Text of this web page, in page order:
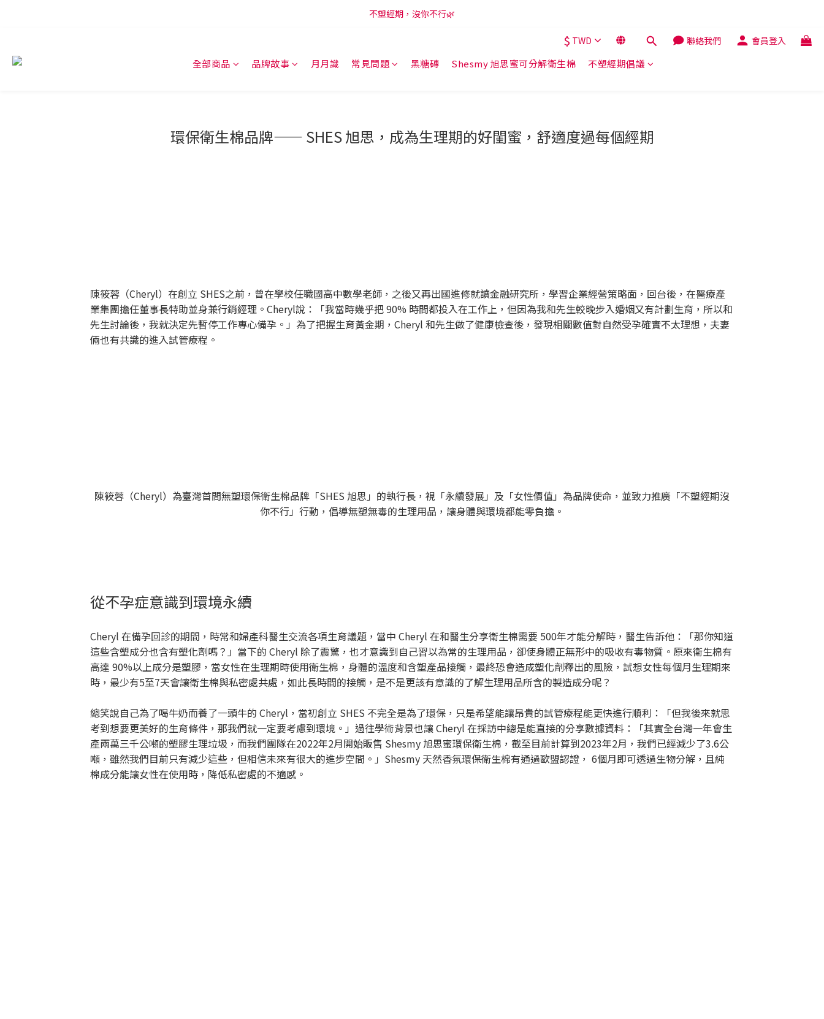
新會員享購物金100元，開啟LINE訂閱再領50元😍
不塑經期，沒你不行🌿
$ TWD 聯絡我們 會員登入
全部商品 品牌故事 月月識 常見問題 黑糖磚 Shesmy 旭思蜜可分解衛生棉 不塑經期倡議
環保衛生棉品牌—— SHES 旭思，成為生理期的好閨蜜，舒適度過每個經期
陳筱蓉（Cheryl）在創立 SHES之前，曾在學校任職國高中數學老師，之後又再出國進修就讀金融研究所，學習企業經營策略面，回台後，在醫療產
業集團擔任董事長特助並身兼行銷經理。Cheryl說：「我當時幾乎把 90% 時間都投入在工作上，但因為我和先生較晚步入婚姻又有計劃生育，所以和
先生討論後，我就決定先暫停工作專心備孕。」為了把握生育黃金期，Cheryl 和先生做了健康檢查後，發現相關數值對自然受孕確實不太理想，夫妻
倆也有共識的進入試管療程。
陳筱蓉（Cheryl）為臺灣首間無塑環保衛生棉品牌「SHES 旭思」的執行長，視「永續發展」及「女性價值」為品牌使命，並致力推廣「不塑經期沒
你不行」行動，倡導無塑無毒的生理用品，讓身體與環境都能零負擔。
從不孕症意識到環境永續
Cheryl 在備孕回診的期間，時常和婦產科醫生交流各項生育議題，當中 Cheryl 在和醫生分享衛生棉需要 500年才能分解時，醫生告訴他：「那你知道
這些含塑成分也含有塑化劑嗎？」當下的 Cheryl 除了震驚，也才意識到自己習以為常的生理用品，卻使身體正無形中的吸收有毒物質。原來衛生棉有
高達 90%以上成分是塑膠，當女性在生理期時使用衛生棉，身體的溫度和含塑產品接觸，最終恐會造成塑化劑釋出的風險，試想女性每個月生理期來
時，最少有5至7天會讓衛生棉與私密處共處，如此長時間的接觸，是不是更該有意識的了解生理用品所含的製造成分呢？
總笑說自己為了喝牛奶而養了一頭牛的 Cheryl，當初創立 SHES 不完全是為了環保，只是希望能讓昂貴的試管療程能更快進行順利：「但我後來就思
考到想要更美好的生育條件，那我們就一定要考慮到環境。」過往學術背景也讓 Cheryl 在採訪中總是能直接的分享數據資料：「其實全台灣一年會生
產兩萬三千公噸的塑膠生理垃圾，而我們團隊在2022年2月開始販售 Shesmy 旭思蜜環保衛生棉，截至目前計算到2023年2月，我們已經減少了3.6公
噸，雖然我們目前只有減少這些，但相信未來有很大的進步空間。」Shesmy 天然香氛環保衛生棉有通過歐盟認證， 6個月即可透過生物分解，且純
棉成分能讓女性在使用時，降低私密處的不適感。